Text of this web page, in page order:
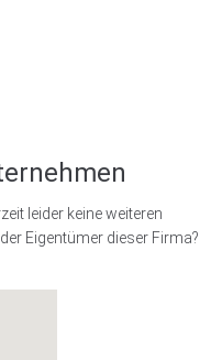
leider keine weiteren
Eigentümer dieser Firma?